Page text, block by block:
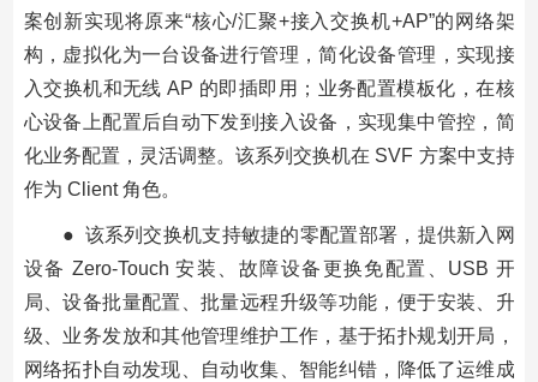
案创新实现将原来“核心/汇聚+接入交换机+AP”的网络架
构，虚拟化为一台设备进行管理，简化设备管理，实现接
入交换机和无线 AP 的即插即用；业务配置模板化，在核
心设备上配置后自动下发到接入设备，实现集中管控，简
化业务配置，灵活调整。该系列交换机在 SVF 方案中支持
作为 Client 角色。
● 该系列交换机支持敏捷的零配置部署，提供新入网
设备 Zero-Touch 安装、故障设备更换免配置、USB 开
局、设备批量配置、批量远程升级等功能，便于安装、升
级、业务发放和其他管理维护工作，基于拓扑规划开局，
网络拓扑自动发现、自动收集、智能纠错，降低了运维成